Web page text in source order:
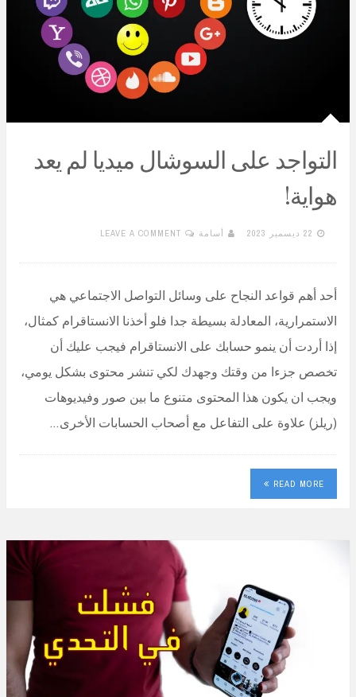
التواجد على السوشال ميديا لم يعد
هواية!
22 ديسمبر 2023 أسامة LEAVE A COMMENT
أحد أهم قواعد النجاح على وسائل التواصل الاجتماعي هي
الاستمرارية، المعادلة بسيطة جدا فلو أخذنا الانستاقرام كمثال،
إذا أردت أن ينمو حسابك على الانستاقرام فيجب عليك أن
تخصص جزءا من وقتك وجهدك لكي تنشر محتوى بشكل يومي،
ويجب ان يكون هذا المحتوى متنوع ما بين صور وفيديوهات
(ريلز) علاوة على التفاعل مع أصحاب الحسابات الأخرى…
READ MORE